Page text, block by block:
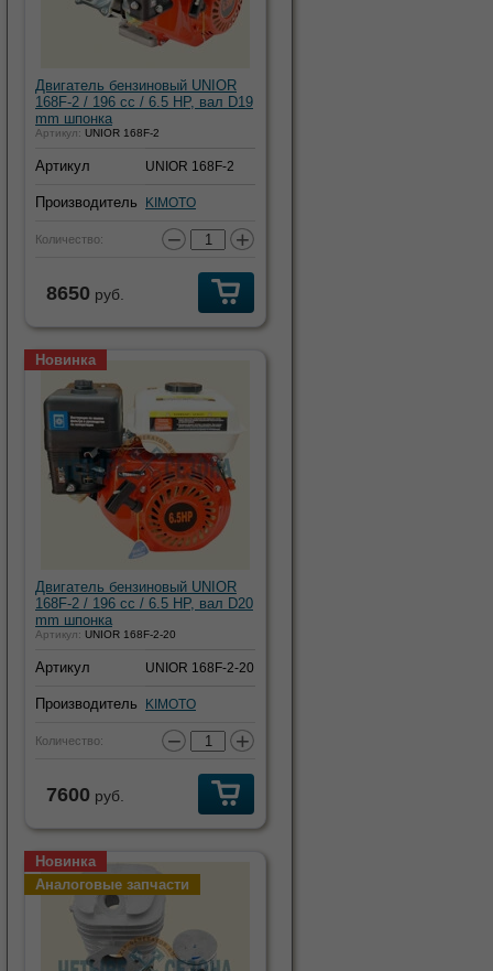
Двигатель бензиновый UNIOR
168F-2 / 196 cc / 6.5 HP, вал D19
mm шпонка
Артикул: UNIOR 168F-2
Артикул UNIOR 168F-2
Производитель KIMOTO
Количество: − +
8650 руб.
Новинка
Двигатель бензиновый UNIOR
168F-2 / 196 cc / 6.5 HP, вал D20
mm шпонка
Артикул: UNIOR 168F-2-20
Артикул UNIOR 168F-2-20
Производитель KIMOTO
Количество: − +
7600 руб.
Новинка
Аналоговые запчасти